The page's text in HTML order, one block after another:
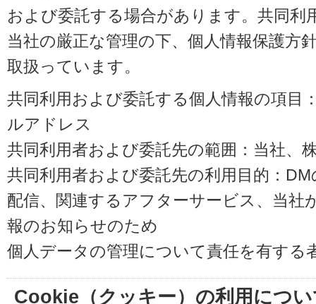
および委託する場合があります。共同利
当社の厳正な管理の下、個人情報保護方
取扱っています。
共同利用および委託する個人情報の項目
ルアドレス
共同利用者および委託先の範囲：当社、
共同利用者および委託先の利用目的：
配信、関連するアフターサービス、当社
報のお知らせのため
個人データの管理について責任を有する
Cookie（クッキー）の利用につ